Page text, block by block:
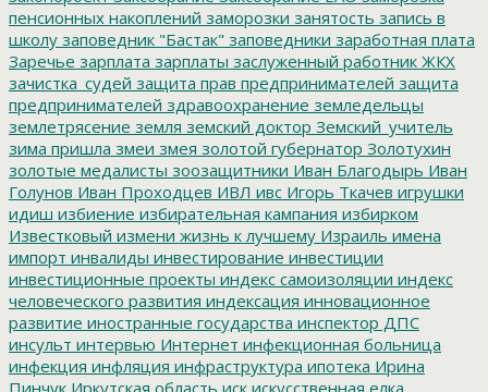
пенсионных накоплений заморозки занятость запись в
школу заповедник "Бастак" заповедники заработная плата
Заречье зарплата зарплаты заслуженный работник ЖКХ
зачистка_судей защита прав предпринимателей защита
предпринимателей здравоохранение земледельцы
землетрясение земля земский доктор Земский_учитель
зима пришла змеи змея золотой губернатор Золотухин
золотые медалисты зоозащитники Иван Благодырь Иван
Голунов Иван Проходцев ИВЛ ивс Игорь Ткачев игрушки
идиш избиение избирательная кампания избирком
Известковый измени жизнь к лучшему Израиль имена
импорт инвалиды инвестирование инвестиции
инвестиционные проекты индекс самоизоляции индекс
человеческого развития индексация инновационное
развитие иностранные государства инспектор ДПС
инсульт интервью Интернет инфекционная больница
инфекция инфляция инфраструктура ипотека Ирина
Пинчук Иркутская область иск искусственная елка